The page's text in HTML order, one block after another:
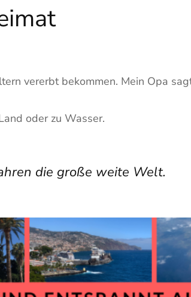
vererbt bekommen. Mein Opa
oder zu Wasser.
die große weite Welt.